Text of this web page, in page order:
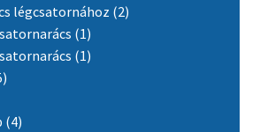
légcsatornához 22 termék
11 termék
11 termék
5 termék
44 termék